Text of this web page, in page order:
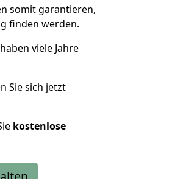
somit garantieren,
finden werden.
viele Jahre
Sie sich jetzt
kostenlose